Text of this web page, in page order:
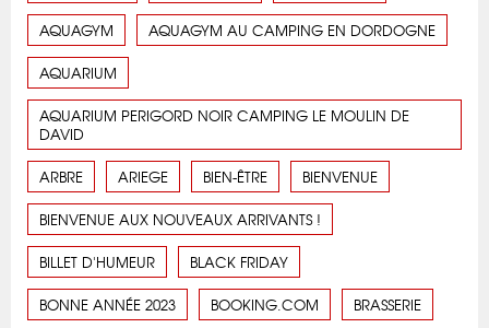
AQUAGYM AQUAGYM AU CAMPING EN DORDOGNE
AQUARIUM
AQUARIUM PERIGORD NOIR CAMPING LE MOULIN DE
DAVID
ARBRE ARIEGE BIEN-ÊTRE BIENVENUE
BIENVENUE AUX NOUVEAUX ARRIVANTS !
BILLET D'HUMEUR BLACK FRIDAY
BONNE ANNÉE 2023 BOOKING.COM BRASSERIE